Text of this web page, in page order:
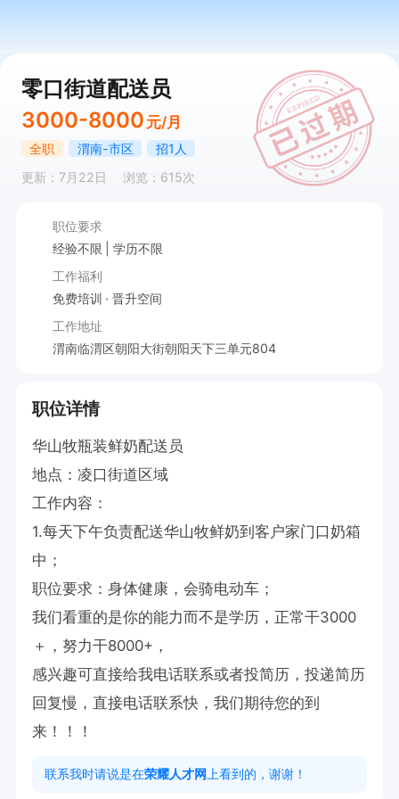
零口街道配送员
3000-8000 元/月
全职 渭南-市区
招1人
更新：7月22日
浏览：615次
职位要求
经验不限
学历不限
工作福利
免费培训
晋升空间
工作地址
渭南临渭区朝阳大街朝阳天下三单元804
职位详情
华山牧瓶装鲜奶配送员
地点：凌口街道区域
工作内容：
1.每天下午负责配送华山牧鲜奶到客户家门口奶箱
中；
职位要求：身体健康，会骑电动车；
我们看重的是你的能力而不是学历，正常干3000
＋，努力干8000+，
感兴趣可直接给我电话联系或者投简历，投递简历
回复慢，直接电话联系快，我们期待您的到
来！！！
联系我时请说是在荣耀人才网 上看到的，谢谢！